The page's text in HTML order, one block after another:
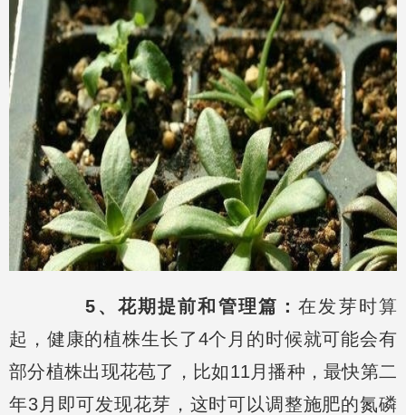
5、花期提前和管理篇：在发芽时算
起，健康的植株生长了4个月的时候就可能会有
部分植株出现花苞了，比如11月播种，最快第二
年3月即可发现花芽，这时可以调整施肥的氮磷